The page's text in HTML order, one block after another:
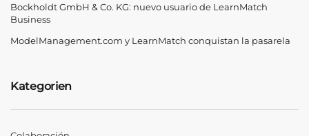
Bockholdt GmbH & Co. KG: nuevo usuario de LearnMatch
Business
ModelManagement.com y LearnMatch conquistan la pasarela
Kategorien